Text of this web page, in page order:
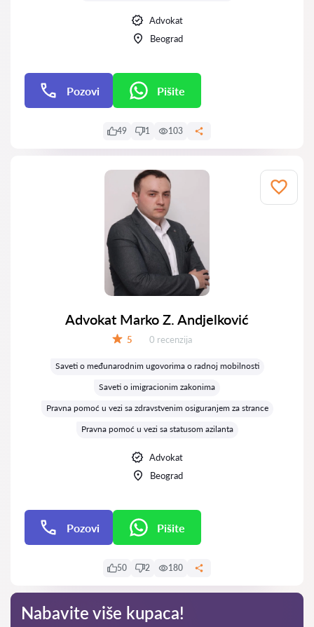
Advokat
Beograd
Pozovi Pišite
49 1 103
Advokat Marko Z. Andjelković
5 Recenzija:
0 recenzija
Saveti o međunarodnim ugovorima o radnoj mobilnosti
Saveti o imigracionim zakonima
Pravna pomoć u vezi sa zdravstvenim osiguranjem za strance
Pravna pomoć u vezi sa statusom azilanta
Advokat
Beograd
Pozovi Pišite
50 2 180
Nabavite više kupaca!